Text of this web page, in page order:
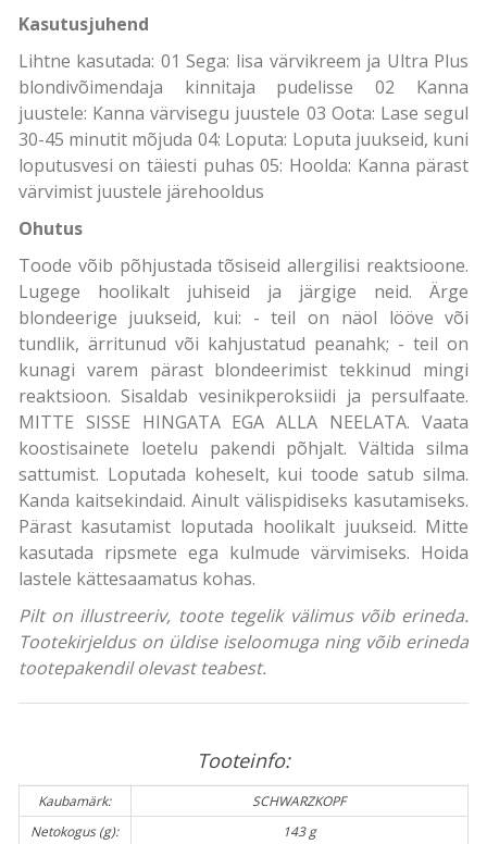
Kasutusjuhend
Lihtne kasutada: 01 Sega: lisa värvikreem ja Ultra Plus
blondivõimendaja kinnitaja pudelisse 02 Kanna
juustele: Kanna värvisegu juustele 03 Oota: Lase segul
30-45 minutit mõjuda 04: Loputa: Loputa juukseid, kuni
loputusvesi on täiesti puhas 05: Hoolda: Kanna pärast
värvimist juustele järehooldus
Ohutus
Toode võib põhjustada tõsiseid allergilisi reaktsioone.
Lugege hoolikalt juhiseid ja järgige neid. Ärge
blondeerige juukseid, kui: - teil on näol lööve või
tundlik, ärritunud või kahjustatud peanahk; - teil on
kunagi varem pärast blondeerimist tekkinud mingi
reaktsioon. Sisaldab vesinikperoksiidi ja persulfaate.
MITTE SISSE HINGATA EGA ALLA NEELATA. Vaata
koostisainete loetelu pakendi põhjalt. Vältida silma
sattumist. Loputada koheselt, kui toode satub silma.
Kanda kaitsekindaid. Ainult välispidiseks kasutamiseks.
Pärast kasutamist loputada hoolikalt juukseid. Mitte
kasutada ripsmete ega kulmude värvimiseks. Hoida
lastele kättesaamatus kohas.
Pilt on illustreeriv, toote tegelik välimus võib erineda.
Tootekirjeldus on üldise iseloomuga ning võib erineda
tootepakendil olevast teabest.
Tooteinfo:
Kaubamärk:
SCHWARZKOPF
Netokogus (g):
143 g